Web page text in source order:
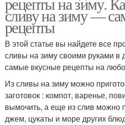
сливу на зиму —
рецепты
В этой статье вы найдете все
сливы на зиму своими руками
самые вкусные рецепты на
Из сливы на зиму можно
заготовок : компот, варенье,
вымочить, а еще из слив можно
джем, цукаты и море других